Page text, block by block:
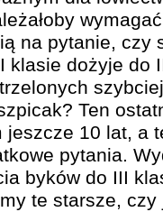
na pytanie, czy
klasie dożyje do
Ten
jeszcze 10 lat, a
pytania.
byków do III
te starsze,